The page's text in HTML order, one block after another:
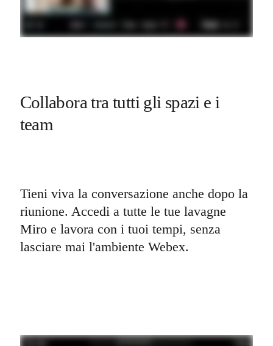
Collabora tra tutti gli spazi e i
team
Tieni viva la conversazione anche dopo la
riunione. Accedi a tutte le tue lavagne
Miro e lavora con i tuoi tempi, senza
lasciare mai l'ambiente Webex.